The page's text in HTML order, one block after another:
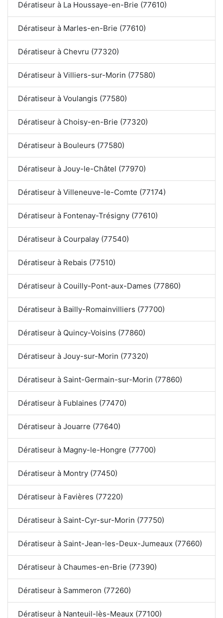
Dératiseur à La Houssaye-en-Brie (77610)
Dératiseur à Marles-en-Brie (77610)
Dératiseur à Chevru (77320)
Dératiseur à Villiers-sur-Morin (77580)
Dératiseur à Voulangis (77580)
Dératiseur à Choisy-en-Brie (77320)
Dératiseur à Bouleurs (77580)
Dératiseur à Jouy-le-Châtel (77970)
Dératiseur à Villeneuve-le-Comte (77174)
Dératiseur à Fontenay-Trésigny (77610)
Dératiseur à Courpalay (77540)
Dératiseur à Rebais (77510)
Dératiseur à Couilly-Pont-aux-Dames (77860)
Dératiseur à Bailly-Romainvilliers (77700)
Dératiseur à Quincy-Voisins (77860)
Dératiseur à Jouy-sur-Morin (77320)
Dératiseur à Saint-Germain-sur-Morin (77860)
Dératiseur à Fublaines (77470)
Dératiseur à Jouarre (77640)
Dératiseur à Magny-le-Hongre (77700)
Dératiseur à Montry (77450)
Dératiseur à Favières (77220)
Dératiseur à Saint-Cyr-sur-Morin (77750)
Dératiseur à Saint-Jean-les-Deux-Jumeaux (77660)
Dératiseur à Chaumes-en-Brie (77390)
Dératiseur à Sammeron (77260)
Dératiseur à Nanteuil-lès-Meaux (77100)